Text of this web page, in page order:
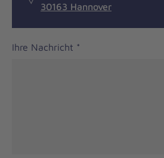
30163 Hannover
Ihre Nachricht *